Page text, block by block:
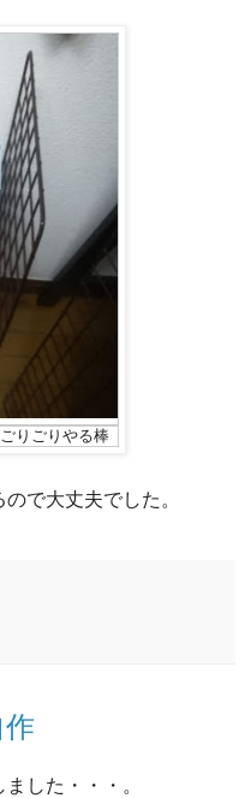
りごりやる棒
で大丈夫でした。
した・・・。